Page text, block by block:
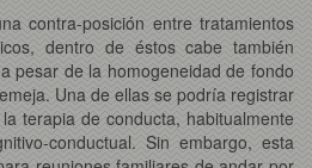
contra-posición entre tratamientos
dentro de éstos cabe también
pesar de la homogeneidad de fondo
Una de ellas se podría registrar
terapia de conducta, habitualmente
conductual. Sin embargo, esta